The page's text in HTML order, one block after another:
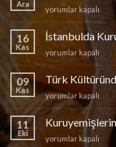
Ara
Kuruyemiş
Toptancısı
için
yorumlar kapalı
16
Kas
İstanbulda
İstanbulda
Kuruyemiş
Nereden
Alınır?
için
yorumlar kapalı
09
Kas
Türk
Türk
Kültüründe
Lokum
Türk
yorumlar kapalı
11
Eki
Kuruyemişlerin
yorumlar kapalı